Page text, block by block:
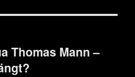
Thomas Mann –